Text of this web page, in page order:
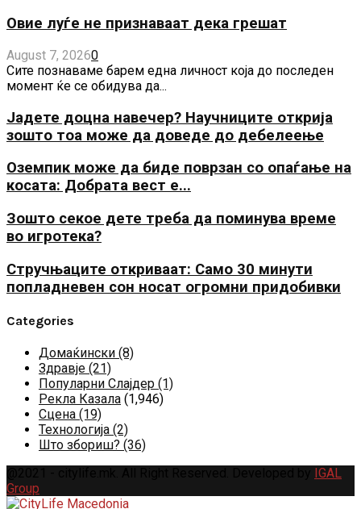
Овие луѓе не признаваат дека грешат
August 7, 20260
Сите познаваме барем една личност која до последен
момент ќе се обидува да...
Јадете доцна навечер? Научниците открија
зошто тоа може да доведе до дебелеење
Оземпик може да биде поврзан со опаѓање на
косата: Добрата вест е...
Зошто секое дете треба да поминува време
во игротека?
Стручњаците откриваат: Само 30 минути
попладневен сон носат огромни придобивки
Categories
Домаќински (8)
Здравје (21)
Популарни Слајдер (1)
Рекла Казала (1,946)
Сцена (19)
Технологија (2)
Што збориш? (36)
IGAL
Group